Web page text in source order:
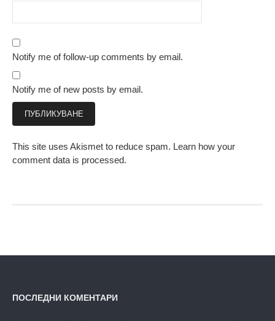
Notify me of follow-up comments by email.
Notify me of new posts by email.
This site uses Akismet to reduce spam. Learn how your
comment data is processed.
ПОСЛЕДНИ КОМЕНТАРИ